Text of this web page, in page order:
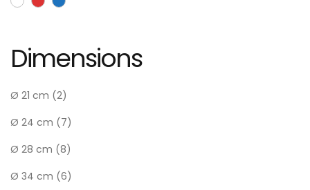
Dimensions
Ø 21 cm (2)
Ø 24 cm (7)
Ø 28 cm (8)
Ø 34 cm (6)